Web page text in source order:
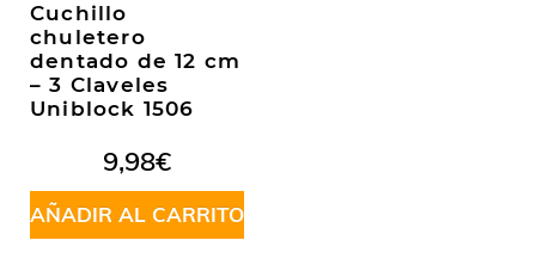
Cuchillo
chuletero
dentado de 12 cm
– 3 Claveles
Uniblock 1506
9,98€
AÑADIR AL CARRITO